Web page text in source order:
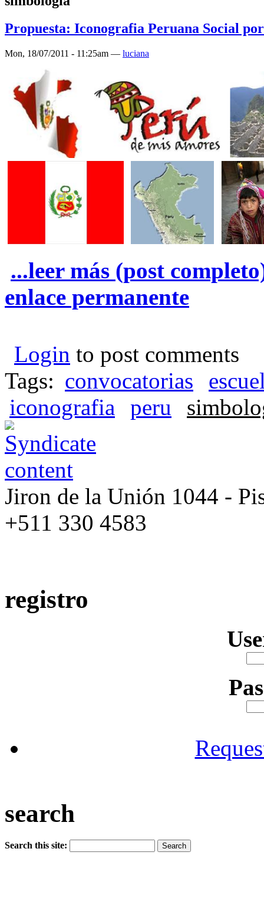
Propuesta: Iconografia Peruana Social
Mon, 18/07/2011 - 11:25am — luciana
...leer más (post
enlace permanente
Login to post comments
Tags: convocatorias
iconografia
peru
Jiron de la Unión 1044 -
+511 330 4583
registro
search
Search this site: